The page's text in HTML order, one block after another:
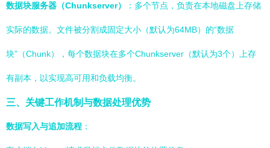
数据块服务器（Chunkserver） ：多个节点，负责在本地磁盘上存储
实际的数据。文件被分割成固定大小（默认为64MB）的“数据
块”（Chunk），每个数据块在多个Chunkserver（默认为3个）上存
有副本，以实现高可用和负载均衡。
三、关键工作机制与数据处理优势
数据写入与追加流程 ：